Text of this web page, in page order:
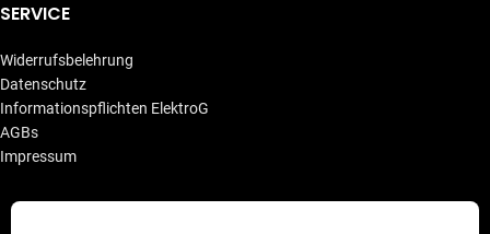
SERVICE
Widerrufsbelehrung
Datenschutz
Informationspflichten ElektroG
AGBs
Impressum